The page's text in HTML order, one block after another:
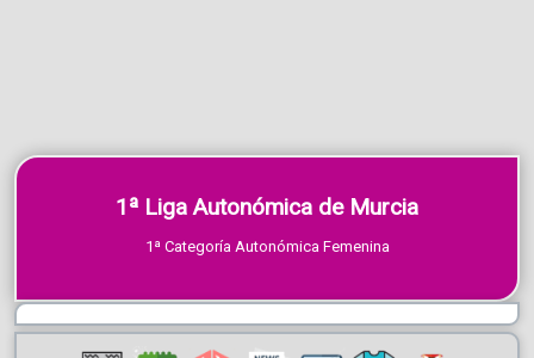
1ª Liga Autonómica de Murcia
1ª Categoría Autonómica Femenina